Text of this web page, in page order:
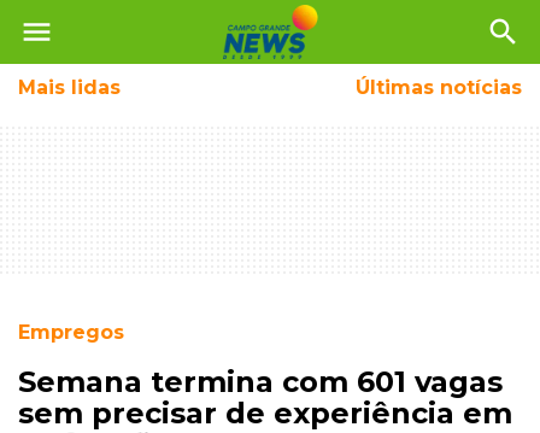
menu search
Mais lidas Últimas notícias
Empregos
Semana termina com 601 vagas
sem precisar de experiência em